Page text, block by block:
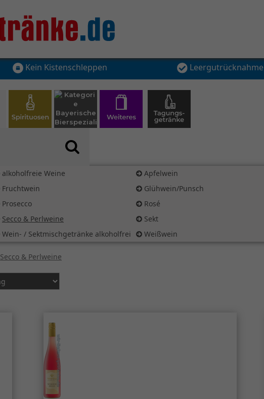
Kein Kistenschleppen Leergutrücknahme
alkoholfreie Weine
Apfelwein
Fruchtwein
Glühwein/Punsch
Prosecco
Rosé
Secco & Perlweine
Sekt
Wein- / Sektmischgetränke alkoholfrei Weißwein
Secco & Perlweine